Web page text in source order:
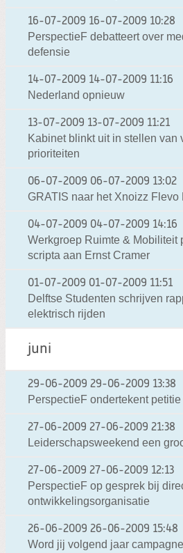
16-07-2009 16-07-2009 10:28
PerspectieF debatteert over
defensie
14-07-2009 14-07-2009 11:16
Nederland opnieuw
13-07-2009 13-07-2009 11:21
Kabinet blinkt uit in stellen van
prioriteiten
06-07-2009 06-07-2009 13:02
GRATIS naar het Xnoizz Flevo
04-07-2009 04-07-2009 14:16
Werkgroep Ruimte & Mobiliteit
scripta aan Ernst Cramer
01-07-2009 01-07-2009 11:51
Delftse Studenten schrijven
elektrisch rijden
juni
29-06-2009 29-06-2009 13:38
PerspectieF ondertekent petitie
27-06-2009 27-06-2009 21:38
Leiderschapsweekend een
27-06-2009 27-06-2009 12:13
PerspectieF op gesprek bij
ontwikkelingsorganisatie
26-06-2009 26-06-2009 15:48
Word jij volgend jaar